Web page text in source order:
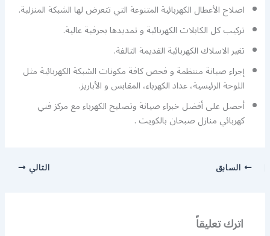
اصلاح الأعطال الكهربائية المتنوعة التي تتعرض لها الشبكة المنزلية.
تركيب كل الكابلات الكهربائية و تمديدها بحرفية عالية.
تغير الاسلاك الكهربائية القديمة التالفة.
إجراء صيانة منتظمة و فحص كافة مكونات الشبكة الكهربائية مثل
اللوحة الرئيسية، عداد الكهرباء، المقابس و الأباريز.
أحصل على أفضل خبراء صيانة وتصليح الكهرباء مع مركز فني
كهربائي منازل صبحان بالكويت .
السابق التالي
اترك تعليقاً